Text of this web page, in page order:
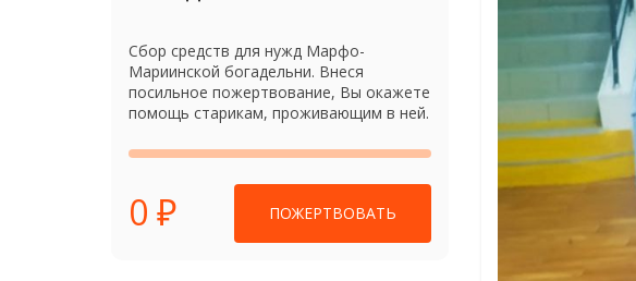
Сбор средств для нужд Марфо-
Мариинской богадельни. Внеся
посильное пожертвование, Вы окажете
помощь старикам, проживающим в ней.
0 ₽ ПОЖЕРТВОВАТЬ